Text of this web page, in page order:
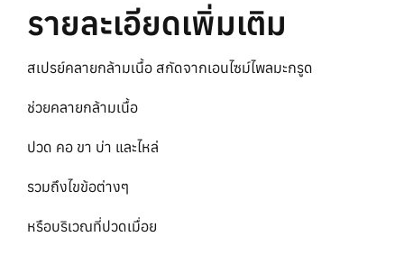
รายละเอียดเพิ่มเติม
สเปรย์คลายกล้ามเนื้อ สกัดจากเอนไซม์ไพลมะกรูด
ช่วยคลายกล้ามเนื้อ
ปวด คอ ขา บ่า และไหล่
รวมถึงไขข้อต่างๆ
หรือบริเวณที่ปวดเมื่อย